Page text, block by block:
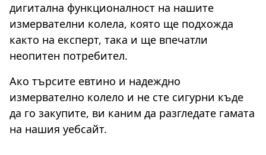
дигитална функционалност на нашите
измервателни колела, която ще подхожда
както на експерт, така и ще впечатли
неопитен потребител.
Ако търсите евтино и надеждно
измервателно колело и не сте сигурни къде
да го закупите, ви каним да разгледате гамата
на нашия уебсайт.